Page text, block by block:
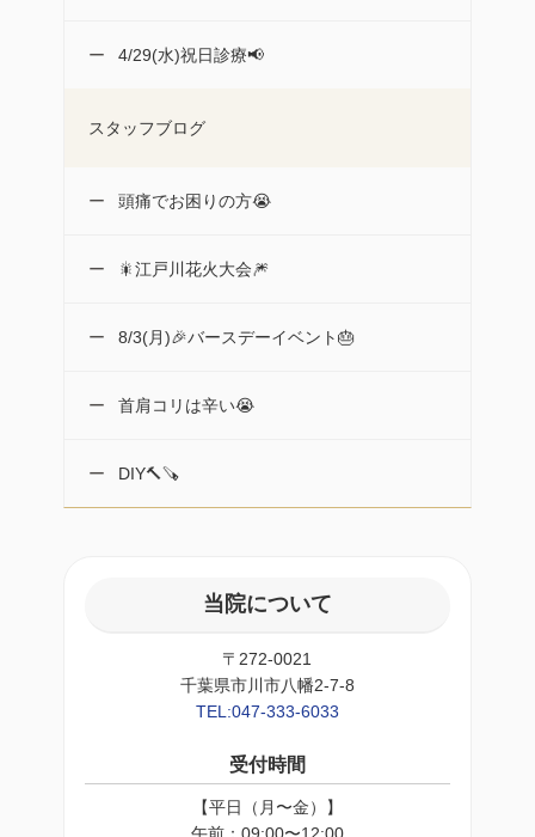
4/29(水)祝日診療📢
スタッフブログ
頭痛でお困りの方😭
🎇江戸川花火大会🎆
8/3(月)🎉バースデーイベント🎂
首肩コリは辛い😭
DIY🔨🪚
当院について
〒272-0021
千葉県市川市八幡2-7-8
TEL:047-333-6033
受付時間
【平日（月〜金）】